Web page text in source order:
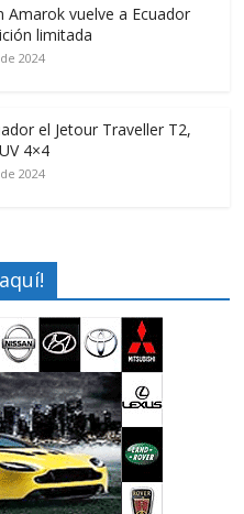
Amarok vuelve a Ecuador
limitada
2024
el Jetour Traveller T2,
4×4
2024